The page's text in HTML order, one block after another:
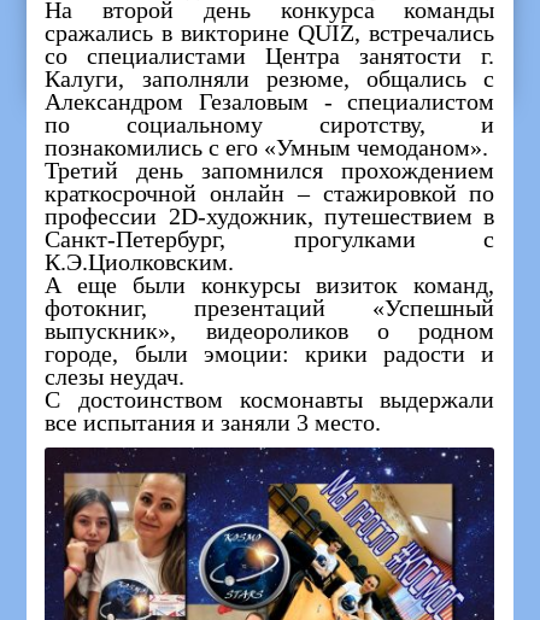
На второй день конкурса команды
сражались в викторине QUIZ, встречались
со специалистами Центра занятости г.
Калуги, заполняли резюме, общались с
Александром Гезаловым - специалистом
по социальному сиротству, и
познакомились с его «Умным чемоданом».
Третий день запомнился прохождением
краткосрочной онлайн – стажировкой по
профессии 2D-художник, путешествием в
Санкт-Петербург, прогулками с
К.Э.Циолковским.
А еще были конкурсы визиток команд,
фотокниг, презентаций «Успешный
выпускник», видеороликов о родном
городе, были эмоции: крики радости и
слезы неудач.
С достоинством космонавты выдержали
все испытания и заняли 3 место.